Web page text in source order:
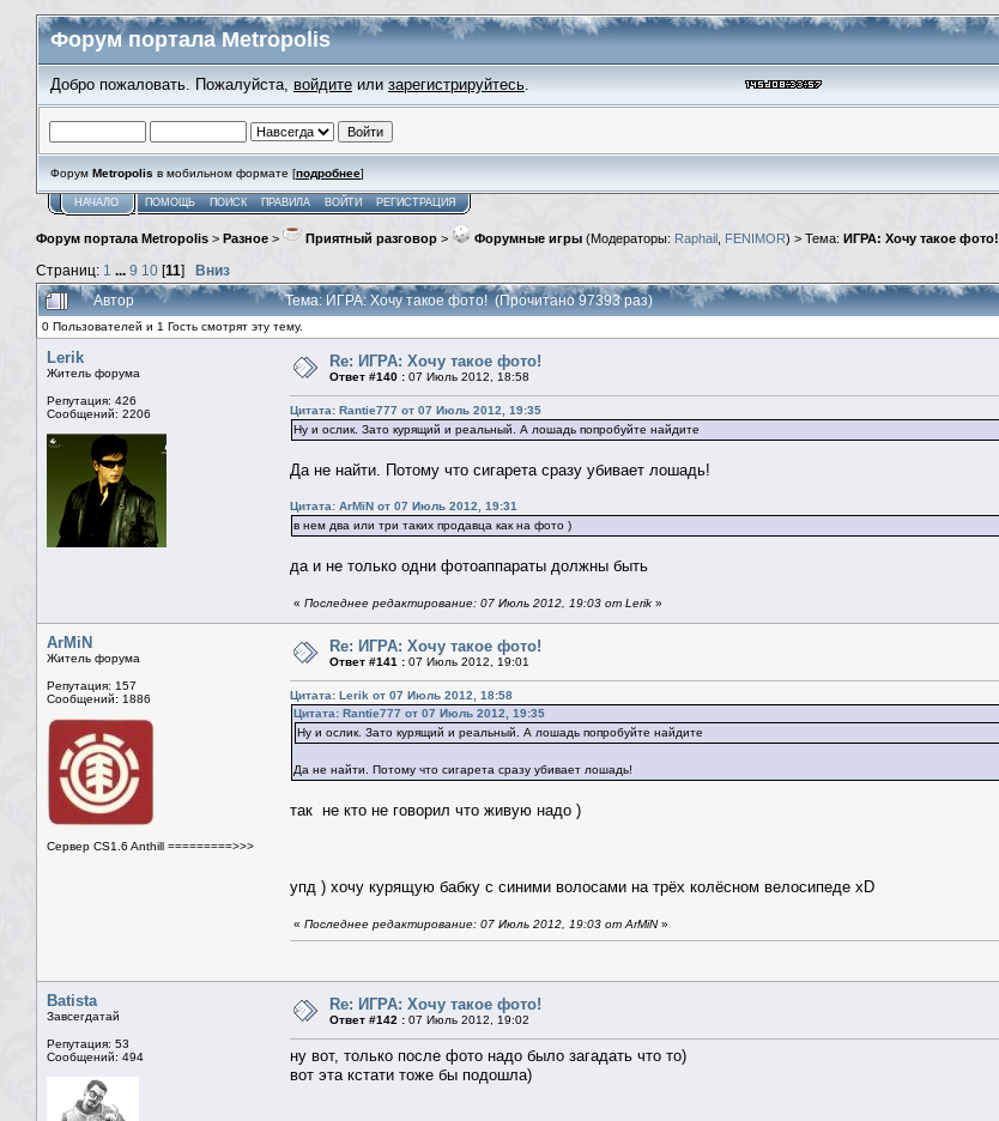
Форум портала Metropolis
Добро пожаловать. Пожалуйста, войдите или зарегистрируйтесь.
Форум Metropolis в мобильном формате [подробнее]
НАЧАЛО ПОМОЩЬ ПОИСК ПРАВИЛА ВОЙТИ РЕГИСТРАЦИЯ
Форум портала Metropolis > Разное > Приятный разговор > Форумные игры (Модераторы: Raphail FENIMOR) > Тема: ИГРА: Хочу такое фото!
Страниц: 1 ... 9 10 [11] Вниз
Автор Тема: ИГРА: Хочу такое фото! (Прочитано 97393 раз)
0 Пользователей и 1 Гость смотрят эту тему.
Lerik
Житель форума
Репутация: 426
Сообщений: 2206
Re: ИГРА: Хочу такое фото!
Ответ #140 : 07 Июль 2012, 18:58
Цитата: Rantie777 от 07 Июль 2012, 19:35
Ну и ослик. Зато курящий и реальный. А лошадь попробуйте найдите
Да не найти. Потому что сигарета сразу убивает лошадь!
Цитата: ArMiN от 07 Июль 2012, 19:31
в нем два или три таких продавца как на фото )
да и не только одни фотоаппараты должны быть
« Последнее редактирование: 07 Июль 2012, 19:03 от Lerik »
ArMiN
Житель форума
Репутация: 157
Сообщений: 1886
Сервер CS1.6 Anthill =========>>>
Re: ИГРА: Хочу такое фото!
Ответ #141 : 07 Июль 2012, 19:01
Цитата: Lerik от 07 Июль 2012, 18:58
Цитата: Rantie777 от 07 Июль 2012, 19:35
Ну и ослик. Зато курящий и реальный. А лошадь попробуйте найдите
Да не найти. Потому что сигарета сразу убивает лошадь!
так не кто не говорил что живую надо )
упд ) хочу курящую бабку с синими волосами на трёх колёсном велосипеде xD
« Последнее редактирование: 07 Июль 2012, 19:03 от ArMiN»
Batista
Завсегдатай
Репутация: 53
Сообщений: 494
Re: ИГРА: Хочу такое фото!
Ответ #142 : 07 Июль 2012, 19:02
ну вот, только после фото надо было загадать что то)
вот эта кстати тоже бы подошла)